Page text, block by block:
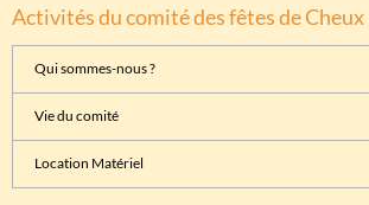
Activités du comité des fêtes de Cheux
Qui sommes-nous ?
Vie du comité
Location Matériel